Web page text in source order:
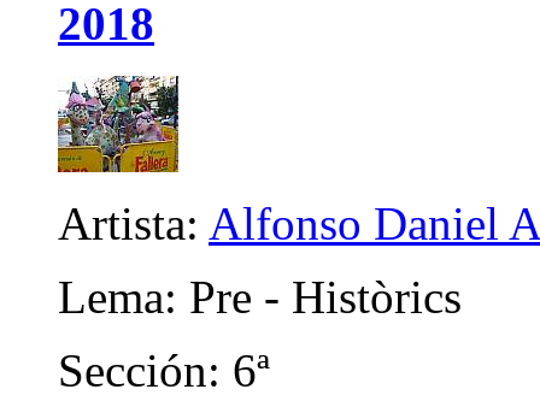
2018
Artista: Alfonso Daniel
Lema: Pre - Històrics
Sección: 6ª